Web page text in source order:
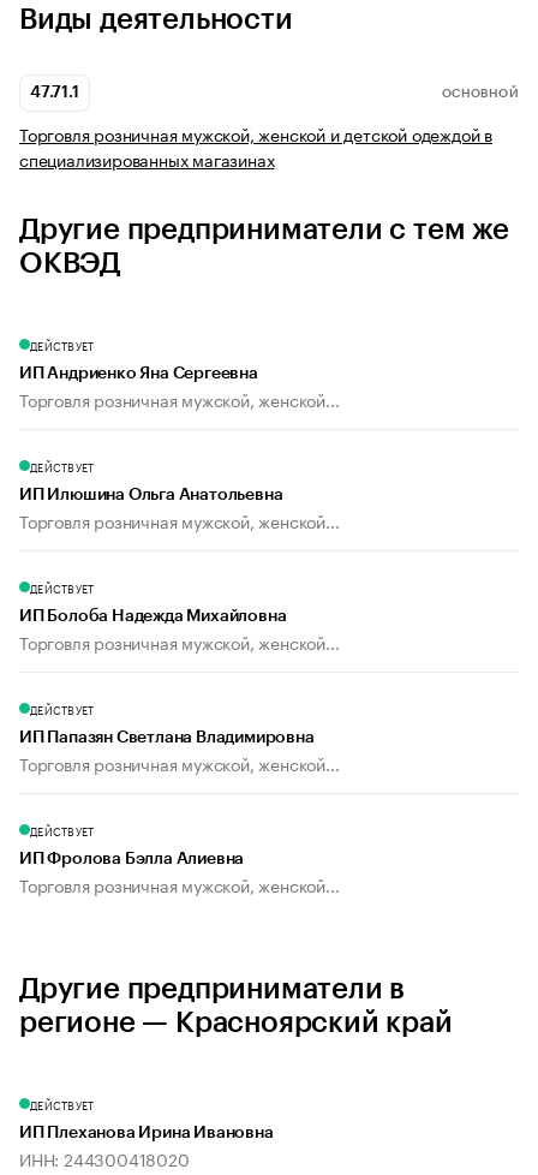
Виды деятельности
47.71.1 ОСНОВНОЙ
Торговля розничная мужской, женской и детской одеждой в
специализированных магазинах
Другие предприниматели с тем же
ОКВЭД
ДЕЙСТВУЕТ
ИП Андриенко Яна Сергеевна
Торговля розничная мужской, женской...
ДЕЙСТВУЕТ
ИП Илюшина Ольга Анатольевна
Торговля розничная мужской, женской...
ДЕЙСТВУЕТ
ИП Болоба Надежда Михайловна
Торговля розничная мужской, женской...
ДЕЙСТВУЕТ
ИП Папазян Светлана Владимировна
Торговля розничная мужской, женской...
ДЕЙСТВУЕТ
ИП Фролова Бэлла Алиевна
Торговля розничная мужской, женской...
Другие предприниматели в
регионе — Красноярский край
ДЕЙСТВУЕТ
ИП Плеханова Ирина Ивановна
ИНН: 244300418020